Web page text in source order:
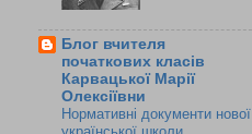
Блог вчителя
початкових класів
Карвацької Марії
Олексіївни
Нормативні документи нової